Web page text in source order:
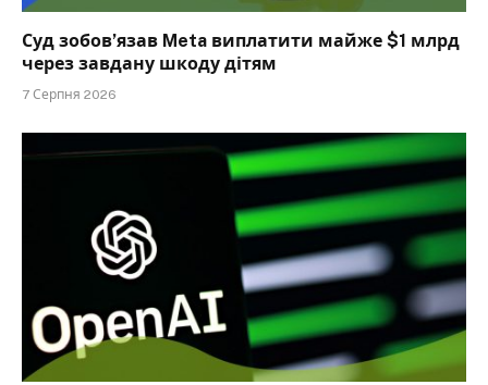
Суд зобов’язав Meta виплатити майже $1 млрд
через завдану шкоду дітям
7 Серпня 2026